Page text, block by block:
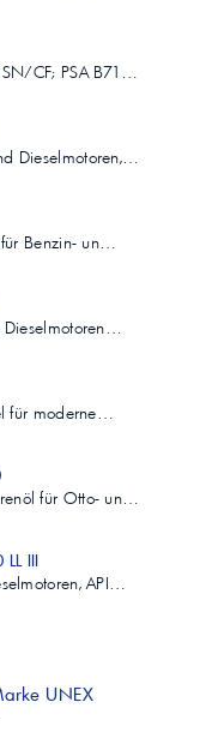
CF; PSA B71…
Dieselmotoren,…
für Benzin- un…
Dieselmotoren…
für moderne…
für Otto- un…
III
API…
UNEX